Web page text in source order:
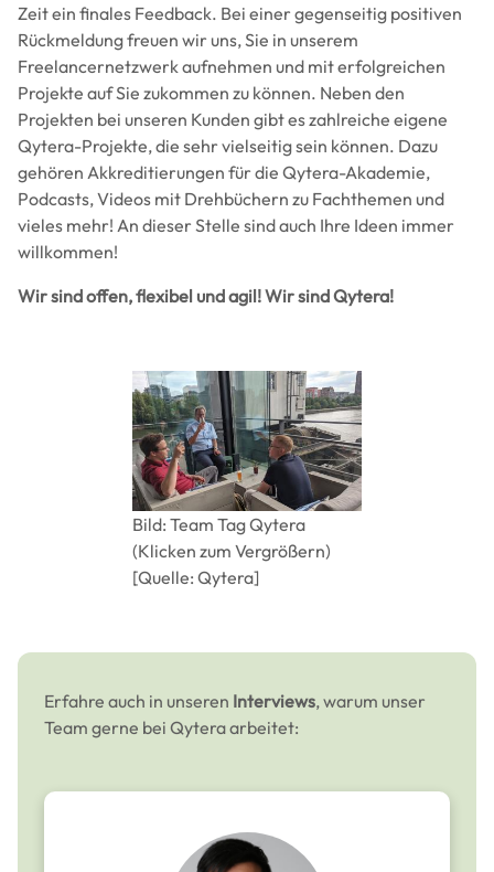
Zeit ein finales Feedback. Bei einer gegenseitig positiven
Rückmeldung freuen wir uns, Sie in unserem
Freelancernetzwerk aufnehmen und mit erfolgreichen
Projekte auf Sie zukommen zu können. Neben den
Projekten bei unseren Kunden gibt es zahlreiche eigene
Qytera-Projekte, die sehr vielseitig sein können. Dazu
gehören Akkreditierungen für die Qytera-Akademie,
Podcasts, Videos mit Drehbüchern zu Fachthemen und
vieles mehr! An dieser Stelle sind auch Ihre Ideen immer
willkommen!
Wir sind offen, flexibel und agil! Wir sind Qytera!
Image
Bild: Team Tag Qytera
(Klicken zum Vergrößern)
[Quelle: Qytera]
Erfahre auch in unseren Interviews, warum unser
Team gerne bei Qytera arbeitet: